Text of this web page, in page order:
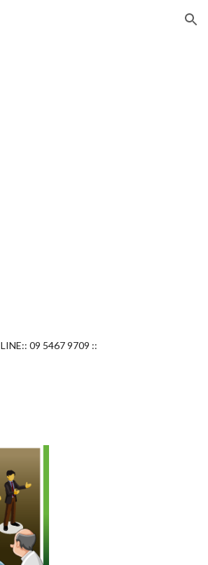
09 5467 9709 ::